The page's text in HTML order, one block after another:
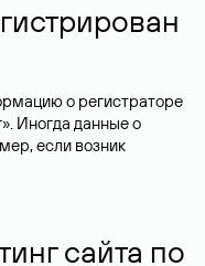
о регистраторе
Иногда данные о
если возник
сайта по